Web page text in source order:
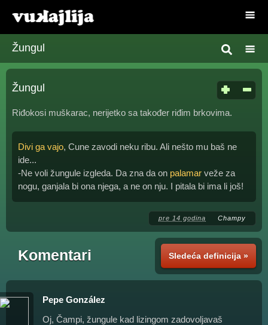
Žungul
Žungul
Riđokosi muškarac, nerijetko sa također riđim brkovima.
Divi ga vajo, Cune zavodi neku ribu. Ali nešto mu baš ne
ide...
-Ne voli žungule izgleda. Da zna da on palamar veže za
nogu, ganjala bi ona njega, a ne on nju. I pitala bi ima li još!
pre 14 godina Champy
Sledeća definicija »
Komentari
Pepe González
Oj, Čampi, žungule kad lizingom zadovoljavaš